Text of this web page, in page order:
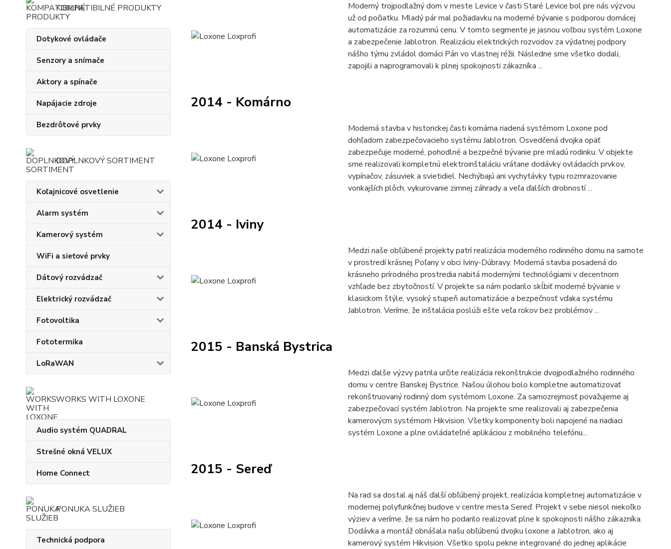
KOMPATIBILNÉ PRODUKTY
Dotykové ovládače
Senzory a snímače
Aktory a spínače
Napájacie zdroje
Bezdrôtové prvky
DOPLNKOVÝ SORTIMENT
Koľajnicové osvetlenie
Alarm systém
Kamerový systém
WiFi a sieťové prvky
Dátový rozvádzač
Elektrický rozvádzač
Fotovoltika
Fototermika
LoRaWAN
WORKS WITH LOXONE
Audio systém QUADRAL
Strešné okná VELUX
Home Connect
PONUKA SLUŽIEB
Technická podpora
Moderný trojpodlažný dom v meste Levice v časti Staré Levice bol pre nás výzvou
už od počiatku. Mladý pár mal požiadavku na moderné bývanie s podporou domácej
automatizácie za rozumnú cenu. V tomto segmente je jasnou voľbou systém Loxone
a zabezpečenie Jablotron. Realizáciu elektrických rozvodov za výdatnej podpory
nášho týmu zvládol domáci Pán vo vlastnej réžii. Následne sme všetko dodali,
zapojili a naprogramovali k plnej spokojnosti zákazníka ...
2014 - Komárno
Moderná stavba v historickej časti komárna riadená systémom Loxone pod
dohľadom zabezpečovacieho systému Jablotron. Osvedčená dvojka opäť
zabezpečuje moderné, pohodlné a bezpečné bývanie pre mladú rodinku. V objekte
sme realizovali kompletnú elektroinštaláciu vrátane dodávky ovládacích prvkov,
vypínačov, zásuviek a svietidiel. Nechýbajú ani vychytávky typu rozmrazovanie
vonkajších plôch, vykurovanie zimnej záhrady a veľa ďalších drobností ...
2014 - Iviny
Medzi naše obľúbené projekty patrí realizácia moderného rodinného domu na samote
v prostredí krásnej Poľany v obci Iviny-Dúbravy. Moderná stavba posadená do
krásneho prírodného prostredia nabitá modernými technológiami v decentnom
vzhľade bez zbytočností. V projekte sa nám podarilo skĺbiť moderné bývanie v
klasickom štýle, vysoký stupeň automatizácie a bezpečnosť vďaka systému
Jablotron. Veríme, že inštalácia poslúži ešte veľa rokov bez problémov ...
2015 - Banská Bystrica
Medzi ďalše výzvy patrila určite realizácia rekonštrukcie dvojpodlažného rodinného
domu v centre Banskej Bystrice. Našou úlohou bolo kompletne automatizovať
rekonštruovaný rodinný dom systémom Loxone. Za samozrejmosť považujeme aj
zabezpečovací systém Jablotron. Na projekte sme realizovali aj zabezpečenia
kamerovýcm systémom Hikvision. Všetky komponenty boli napojené na riadiaci
systém Loxone a plne ovládateľné aplikáciou z mobilného telefónu...
2015 - Sereď
Na rad sa dostal aj náš ďalší obľúbený projekt, realizácia kompletnej automatizácie v
modernej polyfunkčnej budove v centre mesta Sereď. Projekt v sebe niesol niekoľko
výziev a veríme, že sa nám ho podarilo realizovať plne k spokojnosti nášho zákazníka.
Dodávka a montáž obnášala našu obľúbenú dvojku loxone a Jablotron, ako aj
kamerový systém Hikvision. Všetko spolu pekne integrované do jednej aplikácie